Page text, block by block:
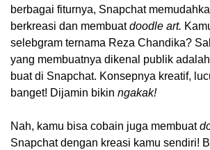
berbagai fiturnya, Snapchat
berkreasi dan membuat doodle art.
selebgram ternama Reza Chandika?
yang membuatnya dikenal publik adalah
buat di Snapchat. Konsepnya kreatif,
banget! Dijamin bikin ngakak!
Nah, kamu bisa cobain juga membuat
Snapchat dengan kreasi kamu sendiri!